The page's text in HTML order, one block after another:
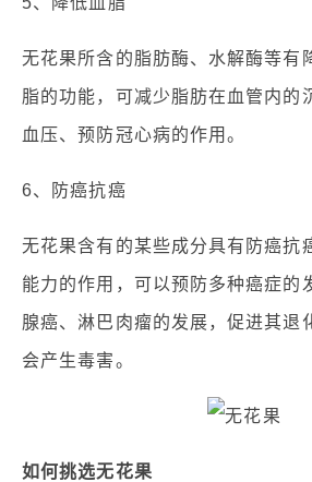
无花果所含的脂肪酶、水解酶等有
脂的功能，可减少脂肪在血管内的
血压、预防冠心病的作用。
6、防癌抗癌
无花果含有的某些成分具有防癌抗
能力的作用，可以预防多种癌症的
腺癌、淋巴肉瘤的发展，促进其退
会产生毒害。
如何挑选无花果